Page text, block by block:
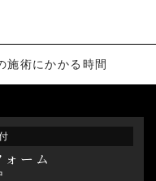
施術にかかる時間
ーム